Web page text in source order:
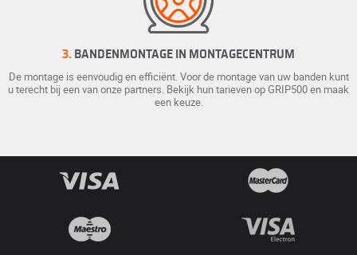
3. BANDENMONTAGE IN MONTAGECENTRUM
De montage is eenvoudig en efficiënt. Voor de montage van uw banden kunt
u terecht bij een van onze partners. Bekijk hun tarieven op GRIP500 en maak
een keuze.